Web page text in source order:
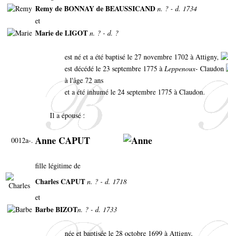
Remy de BONNAY de BEAUSSICAND n. ? - d. 1734
et
Marie de LIGOT n. ? - d. ?
est né et a été baptisé le 27 novembre 1702 à Attigny,
est décédé le 23 septembre 1775 à Leppenoux- Claudon
à l'âge 72 ans
et a été inhumé le 24 septembre 1775 à Claudon.
Il a épousé :
0012a-. Anne CAPUT
fille légitime de
Charles CAPUT n. ? - d. 1718
et
Barbe BIZOTn. ? - d. 1733
née et baptisée le 28 octobre 1699 à Attigny,